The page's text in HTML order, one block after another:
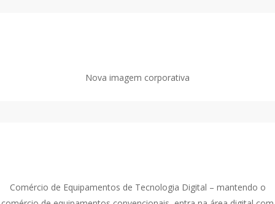
Nova imagem corporativa
Comércio de Equipamentos de Tecnologia Digital – mantendo o